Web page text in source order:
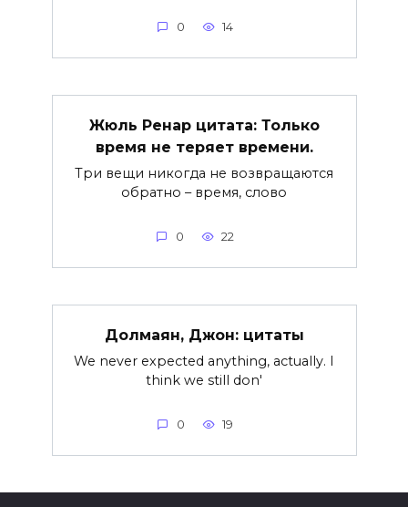
0 14
Жюль Ренар цитата: Только
время не теряет времени.
Три вещи никогда не возвращаются
обратно – время, слово
0 22
Долмаян, Джон: цитаты
We never expected anything, actually. I
think we still don'
0 19